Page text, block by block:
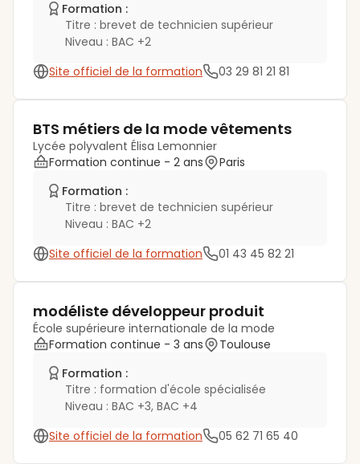
Formation :
Titre : brevet de technicien supérieur
Niveau : BAC +2
Site officiel de la formation
03 29 81 21 81
BTS métiers de la mode vêtements
Lycée polyvalent Élisa Lemonnier
Formation continue - 2 ans
Paris
Formation :
Titre : brevet de technicien supérieur
Niveau : BAC +2
Site officiel de la formation
01 43 45 82 21
modéliste développeur produit
École supérieure internationale de la mode
Formation continue - 3 ans
Toulouse
Formation :
Titre : formation d'école spécialisée
Niveau : BAC +3, BAC +4
Site officiel de la formation
05 62 71 65 40